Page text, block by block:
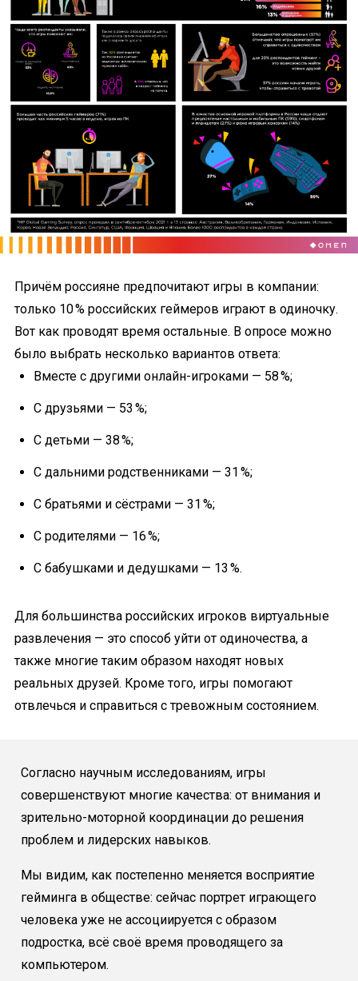
Причём россияне предпочитают игры в компании:
только 10 % российских геймеров играют в одиночку.
Вот как проводят время остальные. В опросе можно
было выбрать несколько вариантов ответа:
Вместе с другими онлайн-игроками — 58 %;
С друзьями — 53 %;
С детьми — 38 %;
С дальними родственниками — 31 %;
С братьями и сёстрами — 31 %;
С родителями — 16 %;
С бабушками и дедушками — 13 %.
Для большинства российских игроков виртуальные
развлечения — это способ уйти от одиночества, а
также многие таким образом находят новых
реальных друзей. Кроме того, игры помогают
отвлечься и справиться с тревожным состоянием.
Согласно научным исследованиям, игры
совершенствуют многие качества: от внимания и
зрительно-моторной координации до решения
проблем и лидерских навыков.
Мы видим, как постепенно меняется восприятие
гейминга в обществе: сейчас портрет играющего
человека уже не ассоциируется с образом
подростка, всё своё время проводящего за
компьютером.